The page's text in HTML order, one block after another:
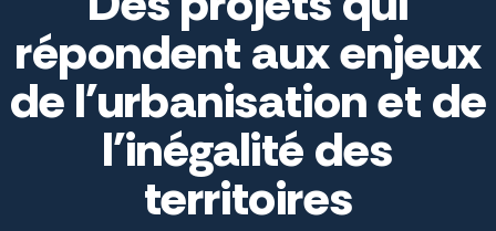
répondent aux enjeux
de l'urbanisation et de
l'inégalité des
territoires